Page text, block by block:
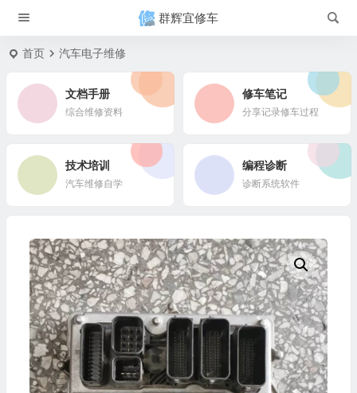
群辉宜修车
首页 汽车电子维修
文档手册
综合维修资料
修车笔记
分享记录修车过程
技术培训
汽车维修自学
编程诊断
诊断系统软件